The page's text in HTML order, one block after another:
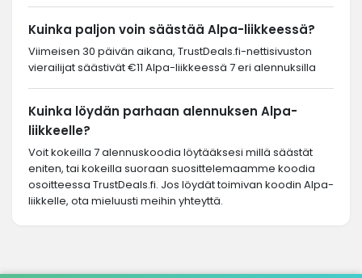
Kuinka paljon voin säästää Alpa-liikkeessä?
Viimeisen 30 päivän aikana, TrustDeals.fi-nettisivuston
vierailijat säästivät €11 Alpa-liikkeessä 7 eri alennuksilla
Kuinka löydän parhaan alennuksen Alpa-
liikkeelle?
Voit kokeilla 7 alennuskoodia löytääksesi millä säästät
eniten, tai kokeilla suoraan suosittelemaamme koodia
osoitteessa TrustDeals.fi. Jos löydät toimivan koodin Alpa-
liikkelle, ota mieluusti meihin yhteyttä.